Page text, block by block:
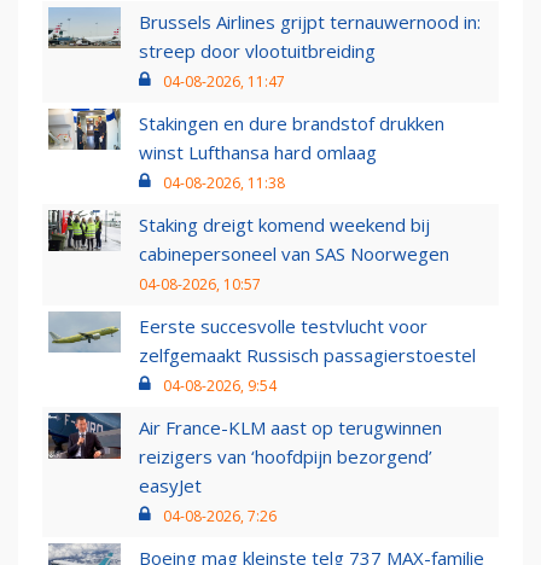
Brussels Airlines grijpt ternauwernood in:
streep door vlootuitbreiding
04-08-2026, 11:47
Stakingen en dure brandstof drukken
winst Lufthansa hard omlaag
04-08-2026, 11:38
Staking dreigt komend weekend bij
cabinepersoneel van SAS Noorwegen
04-08-2026, 10:57
Eerste succesvolle testvlucht voor
zelfgemaakt Russisch passagierstoestel
04-08-2026, 9:54
Air France-KLM aast op terugwinnen
reizigers van ‘hoofdpijn bezorgend’
easyJet
04-08-2026, 7:26
Boeing mag kleinste telg 737 MAX-familie